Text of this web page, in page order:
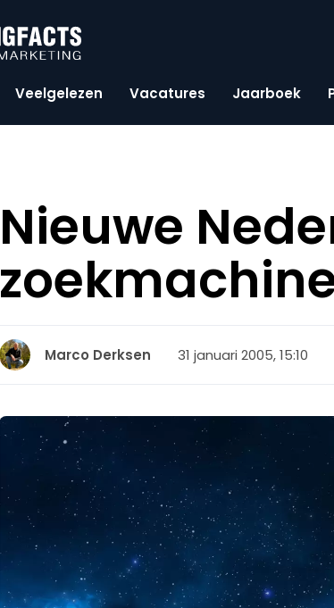
Veelgelezen Vacatures Jaarboek
Nieuwe
Marco Derksen 31 januari 2005, 15:10